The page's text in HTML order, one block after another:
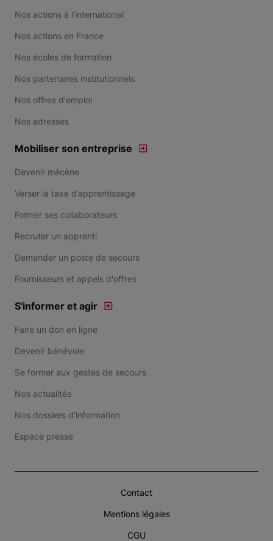
Nos actions à l'international
Nos actions en France
Nos écoles de formation
Nos partenaires institutionnels
Nos offres d'emploi
Nos adresses
Mobiliser son entreprise
Devenir mécène
Verser la taxe d’apprentissage
Former ses collaborateurs
Recruter un apprenti
Demander un poste de secours
Fournisseurs et appels d'offres
S'informer et agir
Faire un don en ligne
Devenir bénévole
Se former aux gestes de secours
Nos actualités
Nos dossiers d'information
Espace presse
Contact
Mentions légales
CGU